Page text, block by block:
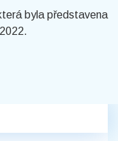
byla představena